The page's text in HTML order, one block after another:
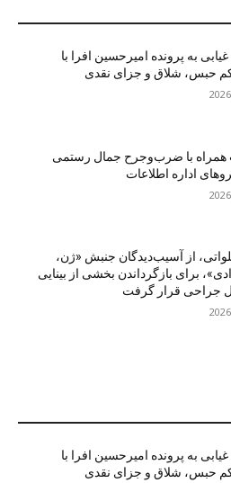
به پرونده امیرحسین افرا با
حبس، شلاق و جزای نقدی
همراه با ضرب‌وجرح جمال رستمی
اداره اطلاعات
از آسیب‌دیدگان جنبش «ژن،
برای بازگرداندن بخشی از بینایی
جراحی قرار گرفت
به پرونده امیرحسین افرا با
حبس، شلاق و جزای نقدی